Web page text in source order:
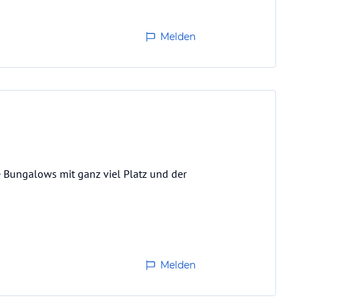
Melden
mit ganz viel Platz und der
Melden